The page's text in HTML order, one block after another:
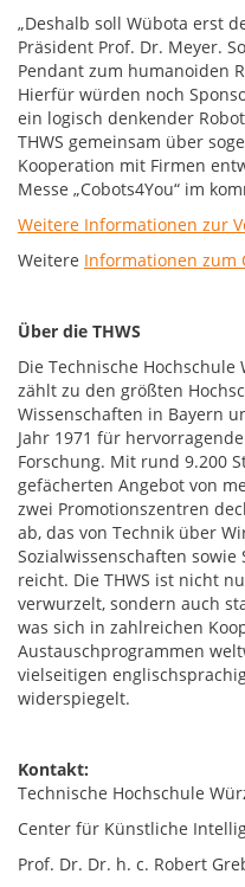
„Deshalb soll Wübota erst
Präsident Prof. Dr. Meyer.
Pendant zum humanoiden
Hierfür würden noch
ein logisch denkender
THWS gemeinsam über
Kooperation mit Firmen
Messe „Cobots4You“ im
Weitere Informationen zur
Weitere Informationen zum
Über die THWS
Die Technische Hochschule
zählt zu den größten
Wissenschaften in Bayern
Jahr 1971 für
Forschung. Mit rund 9.200
gefächerten Angebot von
zwei Promotionszentren
ab, das von Technik über
Sozialwissenschaften
reicht. Die THWS ist nicht
verwurzelt, sondern auch
was sich in zahlreichen
Austauschprogrammen
vielseitigen
widerspiegelt.
Kontakt:
Technische Hochschule
Center für Künstliche
Prof. Dr. Dr. h. c. Robert